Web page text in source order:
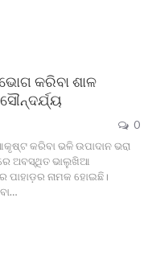
କରିବା ଶାଳ
0
କରିବା ଭଳି ଉପାଦାନ ଭରା
ଅବସ୍ଥିତ ଭାଲୁଖିଆ
ପାହାଡ଼ର ନାମକ ହୋଇଛି।
…